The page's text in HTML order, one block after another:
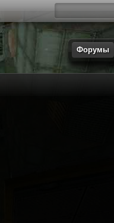
Форумы